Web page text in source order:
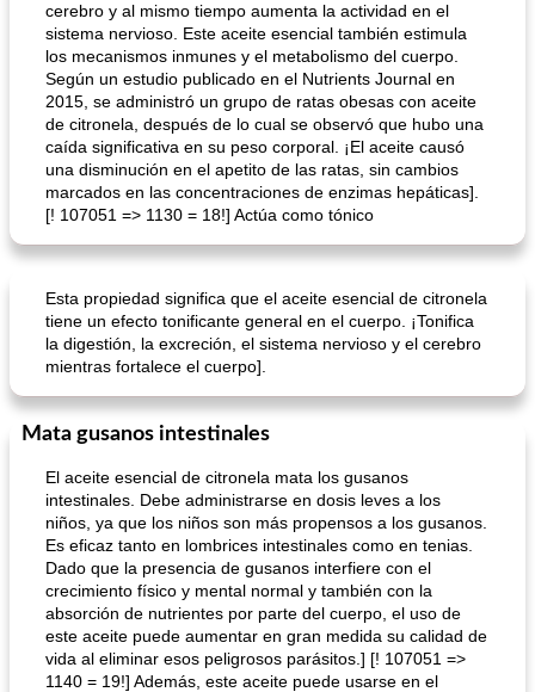
cerebro y al mismo tiempo aumenta la actividad en el
sistema nervioso. Este aceite esencial también estimula
los mecanismos inmunes y el metabolismo del cuerpo.
Según un estudio publicado en el Nutrients Journal en
2015, se administró un grupo de ratas obesas con aceite
de citronela, después de lo cual se observó que hubo una
caída significativa en su peso corporal. ¡El aceite causó
una disminución en el apetito de las ratas, sin cambios
marcados en las concentraciones de enzimas hepáticas].
[! 107051 => 1130 = 18!] Actúa como tónico
Esta propiedad significa que el aceite esencial de citronela
tiene un efecto tonificante general en el cuerpo. ¡Tonifica
la digestión, la excreción, el sistema nervioso y el cerebro
mientras fortalece el cuerpo].
Mata gusanos intestinales
El aceite esencial de citronela mata los gusanos
intestinales. Debe administrarse en dosis leves a los
niños, ya que los niños son más propensos a los gusanos.
Es eficaz tanto en lombrices intestinales como en tenias.
Dado que la presencia de gusanos interfiere con el
crecimiento físico y mental normal y también con la
absorción de nutrientes por parte del cuerpo, el uso de
este aceite puede aumentar en gran medida su calidad de
vida al eliminar esos peligrosos parásitos.] [! 107051 =>
1140 = 19!] Además, este aceite puede usarse en el